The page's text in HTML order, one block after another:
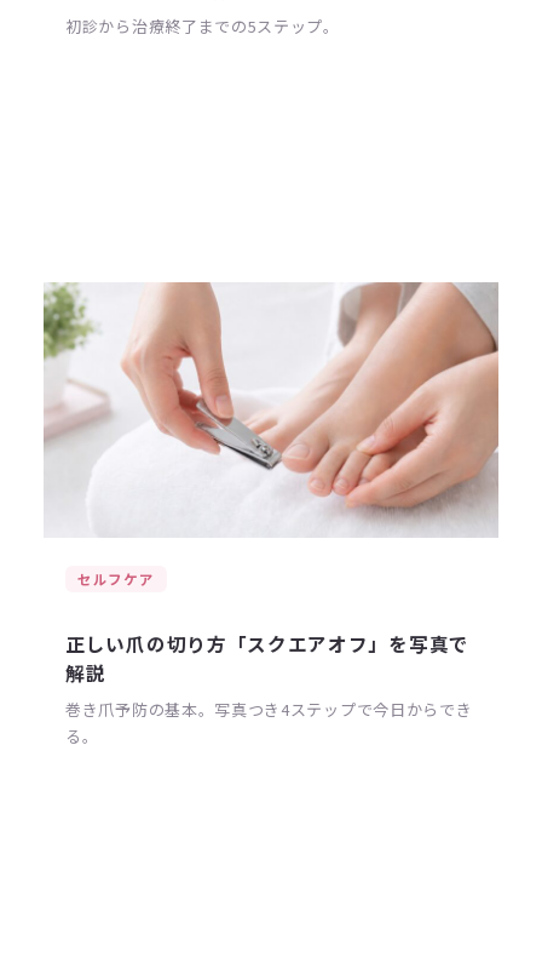
初診から治療終了までの5ステップ。
セルフケア
正しい爪の切り方「スクエアオフ」を写真で
解説
巻き爪予防の基本。写真つき4ステップで今日からでき
る。